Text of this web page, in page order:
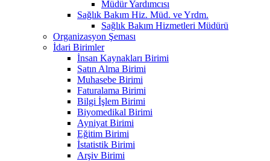
Müdür Yardımcısı
Sağlık Bakım Hiz. Müd. ve Yrdm.
Sağlık Bakım Hizmetleri Müdürü
Organizasyon Şeması
İdari Birimler
İnsan Kaynakları Birimi
Satın Alma Birimi
Muhasebe Birimi
Faturalama Birimi
Bilgi İşlem Birimi
Biyomedikal Birimi
Ayniyat Birimi
Eğitim Birimi
İstatistik Birimi
Arşiv Birimi